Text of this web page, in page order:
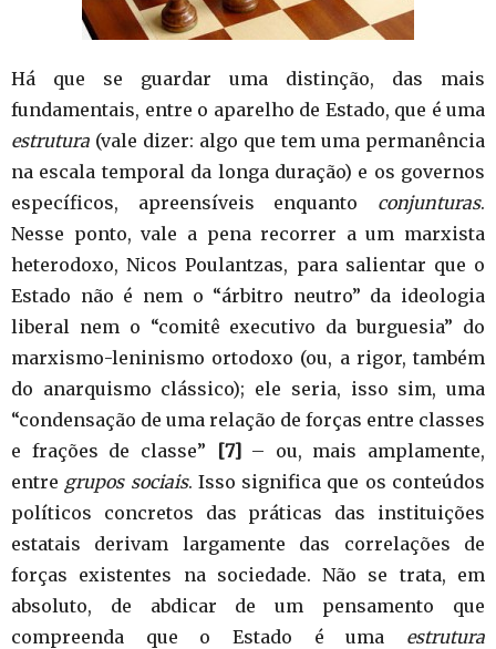
Há que se guardar uma distinção, das mais
fundamentais, entre o aparelho de Estado, que é uma
estrutura (vale dizer: algo que tem uma permanência
na escala temporal da longa duração) e os governos
específicos, apreensíveis enquanto conjunturas.
Nesse ponto, vale a pena recorrer a um marxista
heterodoxo, Nicos Poulantzas, para salientar que o
Estado não é nem o “árbitro neutro” da ideologia
liberal nem o “comitê executivo da burguesia” do
marxismo-leninismo ortodoxo (ou, a rigor, também
do anarquismo clássico); ele seria, isso sim, uma
“condensação de uma relação de forças entre classes
e frações de classe”
[7]
– ou, mais amplamente,
entre grupos sociais. Isso significa que os conteúdos
políticos concretos das práticas das instituições
estatais derivam largamente das correlações de
forças existentes na sociedade. Não se trata, em
absoluto, de abdicar de um pensamento que
compreenda que o Estado é uma estrutura